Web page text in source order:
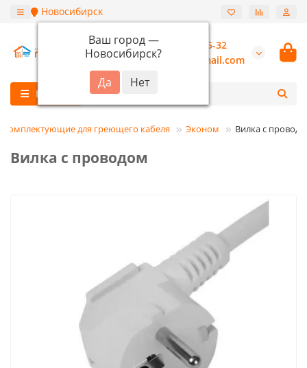
Новосибирск
Ваш город —
Новосибирск?
+7 (913) 987-55-32
burannsk@gmail.com
Каталог
Комплектующие для греющего кабеля Эконом Вилка с
Вилка с проводом